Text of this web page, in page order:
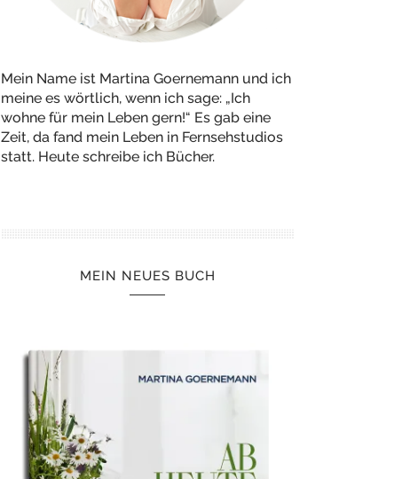
Mein Name ist Martina Goernemann und ich
meine es wörtlich, wenn ich sage: „Ich
wohne für mein Leben gern!“ Es gab eine
Zeit, da fand mein Leben in Fernsehstudios
statt. Heute schreibe ich Bücher.
MEIN NEUES BUCH